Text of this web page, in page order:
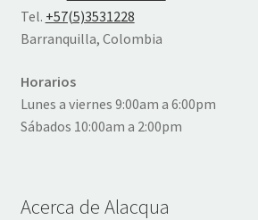
Tel. +57(5)3531228
Barranquilla, Colombia
Horarios
Lunes a viernes 9:00am a 6:00pm
Sábados 10:00am a 2:00pm
Acerca de Alacqua